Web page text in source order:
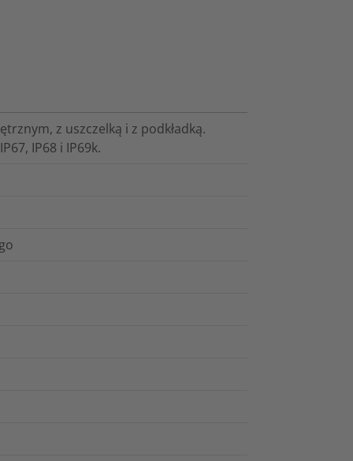
z uszczelką i z podkładką.
IP68 i IP69k.